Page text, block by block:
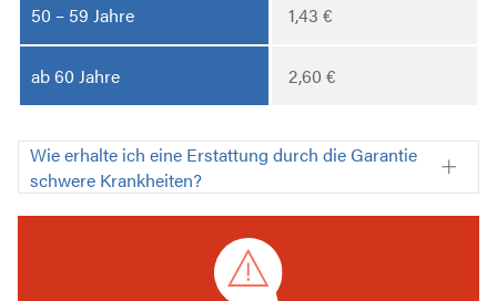
50 – 59 Jahre 1,43 €
ab 60 Jahre 2,60 €
Wie erhalte ich eine Erstattung durch die Garantie
schwere Krankheiten?